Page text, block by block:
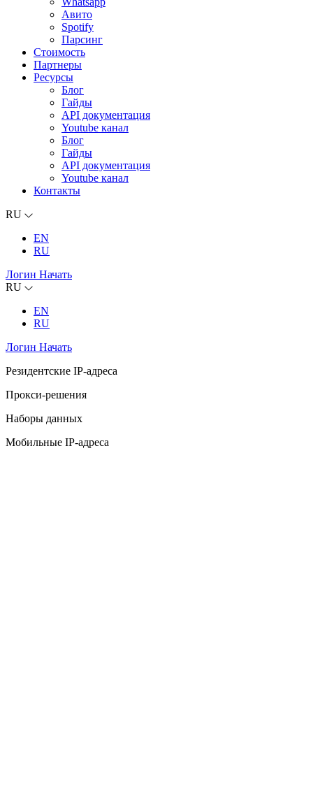
Авито
Spotify
Парсинг
Стоимость
Партнеры
Ресурсы
Блог
Гайды
API документация
Youtube канал
Блог
Гайды
API документация
Youtube канал
Контакты
RU
EN
RU
Логин Начать
RU
EN
RU
Логин Начать
Резидентские IP-адреса
Прокси-решения
Наборы данных
Мобильные IP-адреса